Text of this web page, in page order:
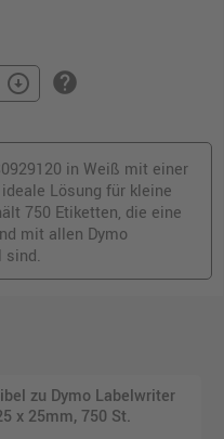
arrow_circle_down help
in Weiß mit einer
Lösung für kleine
750 Etiketten, die eine
mit allen Dymo
sind.
zu Dymo Labelwriter
x 25mm, 750 St.